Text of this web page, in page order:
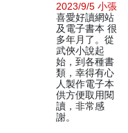
2023/9/5 小張
喜愛好讀網站
及電子書本 很
多年月了。從
武俠小說起
始，到各種書
類，幸得有心
人製作電子本
供方便取用閱
讀，非常感
謝。